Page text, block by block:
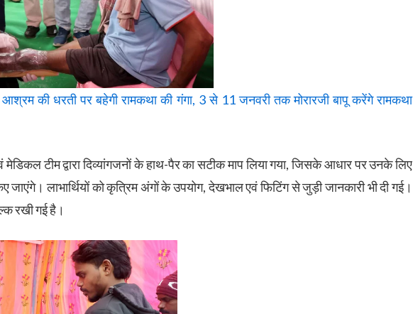
की धरती पर बहेगी रामकथा की गंगा, 3 से 11 जनवरी तक मोरारजी बापू करेंगे रामकथा
मेडिकल टीम द्वारा दिव्यांगजनों के हाथ-पैर का सटीक माप लिया गया, जिसके आधार पर उनके लिए
लाभार्थियों को कृत्रिम अंगों के उपयोग, देखभाल एवं फिटिंग से जुड़ी जानकारी भी दी गई।
रखी गई है।